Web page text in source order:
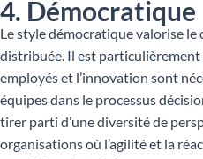
4. Démocratique
Le style démocratique valorise le
distribuée. Il est particulièrement
employés et l’innovation sont
équipes dans le processus
tirer parti d’une diversité de
organisations où l’agilité et la